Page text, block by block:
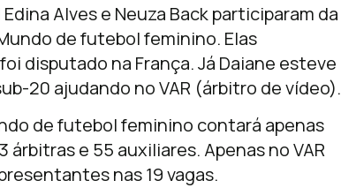
Alves e Neuza Back participaram da
de futebol feminino. Elas
disputado na França. Já Daiane esteve
20 ajudando no VAR (árbitro de vídeo).
de futebol feminino contará apenas
e 55 auxiliares. Apenas no VAR
nas 19 vagas.